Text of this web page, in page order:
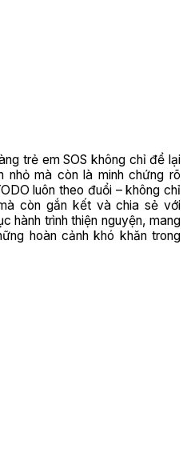
trẻ em SOS không chỉ để lại
mà còn là minh chứng rõ
luôn theo đuổi – không chỉ
còn gắn kết và chia sẻ với
hành trình thiện nguyện, mang
hoàn cảnh khó khăn trong